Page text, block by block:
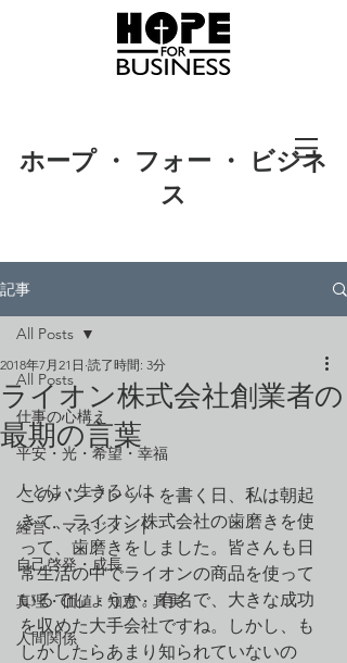
ホープ ・ フォー ・ ビジネ
ス
記事
All Posts
仕事の心構え
平安・光・希望・幸福
人とは・生きるとは
経営・マネジメント
自己啓発・成長
真理・価値・知恵・真実
人間関係
All Posts
ライオン株式会社創業者の
最期の言葉
2018年7月21日 読了時間: 3分
このパンフレットを書く日、私は朝起
きて、ライオン株式会社の歯磨きを使
って、歯磨きをしました。皆さんも日
常生活の中でライオンの商品を使って
いるでしょうか。有名で、大きな成功
を収めた大手会社ですね。しかし、も
しかしたらあまり知られていないの